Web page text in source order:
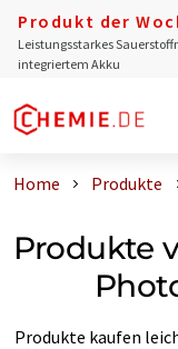
Produkt der
Leistungsstarkes
integriertem Akku
Home Produkte
Produkte
Produkte kaufen